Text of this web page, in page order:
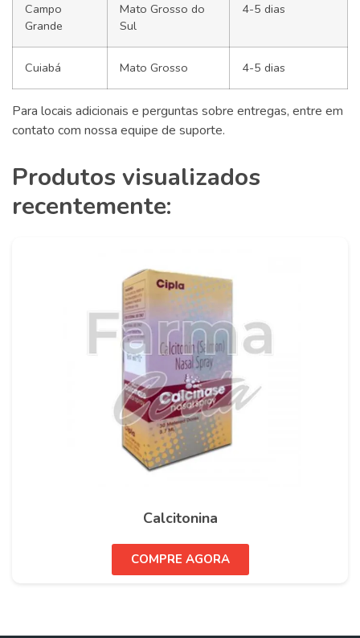
Campo
Grande
Mato Grosso do
Sul
4-5 dias
Cuiabá Mato Grosso 4-5 dias
Para locais adicionais e perguntas sobre entregas, entre em
contato com nossa equipe de suporte.
Produtos visualizados
recentemente:
Calcitonina
COMPRE AGORA